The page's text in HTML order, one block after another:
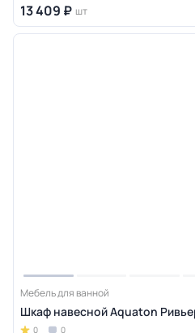
13 409 ₽ шт
Мебель для ванной
Шкаф навесной Aquaton
0 0